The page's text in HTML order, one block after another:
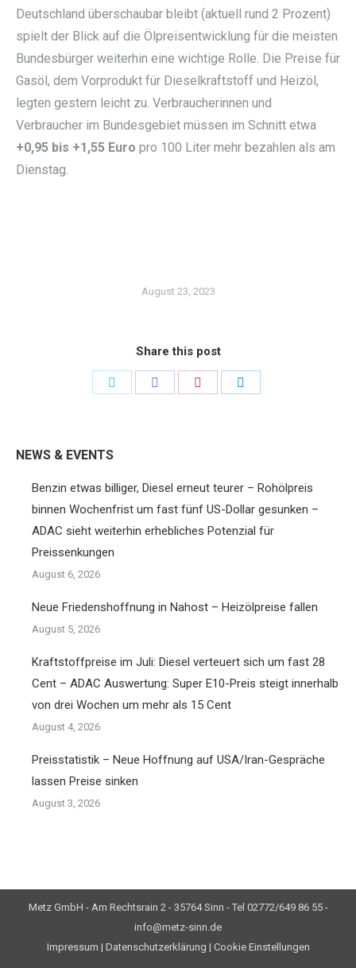
Deutschland überschaubar bleibt (aktuell rund 2 Prozent)
spielt der Blick auf die Ölpreisentwicklung für die meisten
Bundesbürger weiterhin eine wichtige Rolle. Die Preise für
Gasöl, dem Vorprodukt für Dieselkraftstoff und Heizöl,
legten gestern leicht zu. Verbraucherinnen und
Verbraucher im Bundesgebiet müssen im Schnitt etwa
+0,95 bis +1,55 Euro pro 100 Liter mehr bezahlen als am
Dienstag.
August 23, 2023
Share this post
NEWS & EVENTS
Benzin etwas billiger, Diesel erneut teurer – Rohölpreis
binnen Wochenfrist um fast fünf US-Dollar gesunken –
ADAC sieht weiterhin erhebliches Potenzial für
Preissenkungen
August 6, 2026
Neue Friedenshoffnung in Nahost – Heizölpreise fallen
August 5, 2026
Kraftstoffpreise im Juli: Diesel verteuert sich um fast 28
Cent – ADAC Auswertung: Super E10-Preis steigt innerhalb
von drei Wochen um mehr als 15 Cent
August 4, 2026
Preisstatistik – Neue Hoffnung auf USA/Iran-Gespräche
lassen Preise sinken
August 3, 2026
Metz GmbH - Am Rechtsrain 2 - 35764 Sinn - Tel 02772/649 86 55 -
info@metz-sinn.de
Impressum | Datenschutzerklärung | Cookie Einstellungen